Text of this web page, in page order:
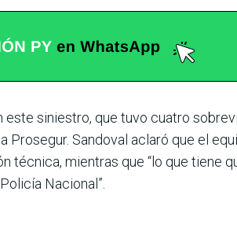
este siniestro, que tuvo cuatro
Sandoval aclaró que el
técnica, mientras que “lo que tiene
Nacional”.